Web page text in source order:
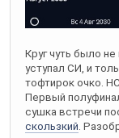
Круг чуть было
уступал СИ, и
тофтирок очко.
Первый
сушка встречи
скользкий.